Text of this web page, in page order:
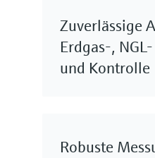
Zuverlässige
Erdgas-,
und Kontrolle
Robuste